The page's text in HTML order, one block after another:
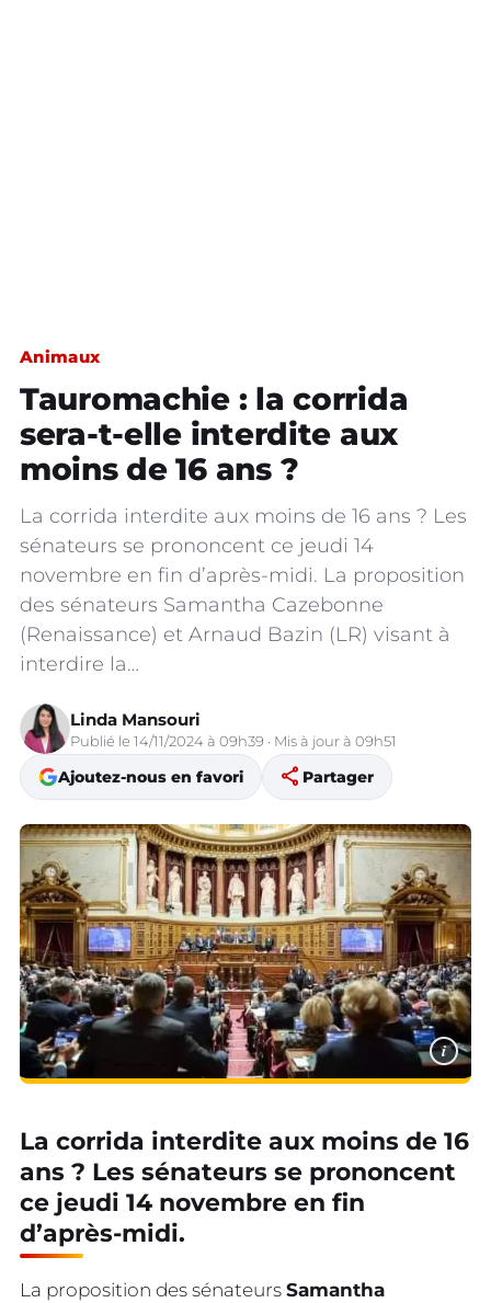
Animaux
Tauromachie : la corrida
sera-t-elle interdite aux
moins de 16 ans ?
La corrida interdite aux moins de 16 ans ? Les
sénateurs se prononcent ce jeudi 14
novembre en fin d’après-midi. La proposition
des sénateurs Samantha Cazebonne
(Renaissance) et Arnaud Bazin (LR) visant à
interdire la…
Linda Mansouri
Publié le 14/11/2024 à 09h39 · Mis à jour à 09h51
Ajoutez-nous en favori share Partager
i
La corrida interdite aux moins de 16
ans ? Les sénateurs se prononcent
ce jeudi 14 novembre en fin
d’après-midi.
La proposition des sénateurs Samantha